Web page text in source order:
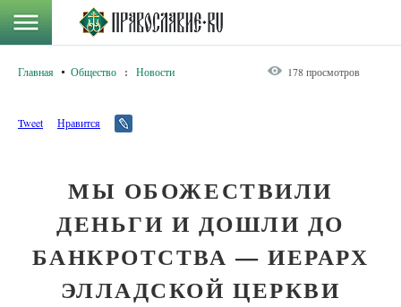
Главная Общество : Новости 178 просмотров
Tweet Нравится
МЫ ОБОЖЕСТВИЛИ
ДЕНЬГИ И ДОШЛИ ДО
БАНКРОТСТВА — ИЕРАРХ
ЭЛЛАДСКОЙ ЦЕРКВИ